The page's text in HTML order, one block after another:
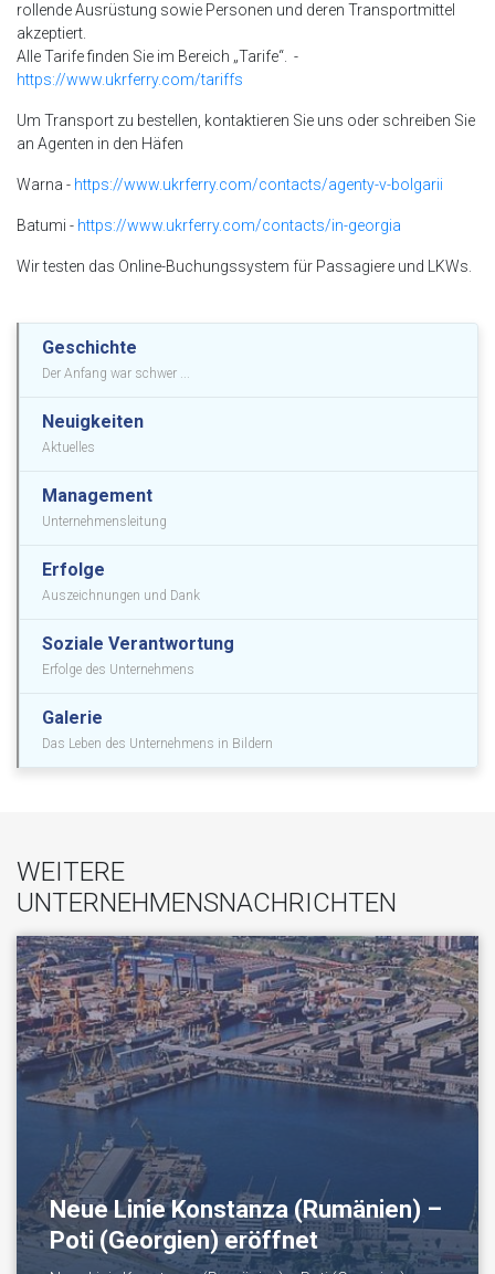
rollende Ausrüstung sowie Personen und deren Transportmittel
akzeptiert.
Alle Tarife finden Sie im Bereich „Tarife“. -
https://www.ukrferry.com/tariffs
Um Transport zu bestellen, kontaktieren Sie uns oder schreiben Sie
an Agenten in den Häfen
Warna - https://www.ukrferry.com/contacts/agenty-v-bolgarii
Batumi - https://www.ukrferry.com/contacts/in-georgia
Wir testen das Online-Buchungssystem für Passagiere und LKWs.
Geschichte
Der Anfang war schwer ...
Neuigkeiten
Aktuelles
Management
Unternehmensleitung
Erfolge
Auszeichnungen und Dank
Soziale Verantwortung
Erfolge des Unternehmens
Galerie
Das Leben des Unternehmens in Bildern
WEITERE
UNTERNEHMENSNACHRICHTEN
Neue Linie Konstanza (Rumänien) –
Poti (Georgien) eröffnet